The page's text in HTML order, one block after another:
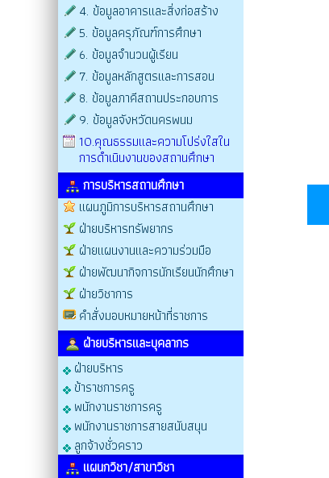
4. ข้อมูลอาคารและสิ่งก่อสร้าง
5. ข้อมูลครุภัณฑ์การศึกษา
6. ข้อมูลจำนวนผู้เรียน
7. ข้อมูลหลักสูตรและการสอน
8. ข้อมูลภาคีสถานประกอบการ
9. ข้อมูลจังหวัดนครพนม
10.คุณธรรมและความโปร่งใสใน
การดำเนินงานของสถานศึกษา
การบริหารสถานศึกษา
แผนภูมิการบริหารสถานศึกษา
ฝ่ายบริหารทรัพยากร
ฝ่ายแผนงานและความร่วมมือ
ฝ่ายพัฒนากิจการนักเรียนนักศึกษา
ฝ่ายวิชาการ
คำสั่งมอบหมายหน้าที่ราชการ
ฝ่ายบริหารและบุคลากร
ฝ่ายบริหาร
ข้าราชการครู
พนักงานราชการครู
พนักงานราชการสายสนับสนุน
ลูกจ้างชั่วคราว
แผนกวิชา/สาขาวิชา